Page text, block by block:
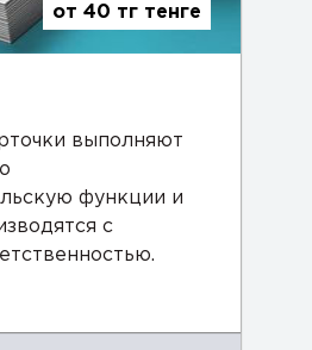
от 40 тг тенге
выполняют
функции и
с